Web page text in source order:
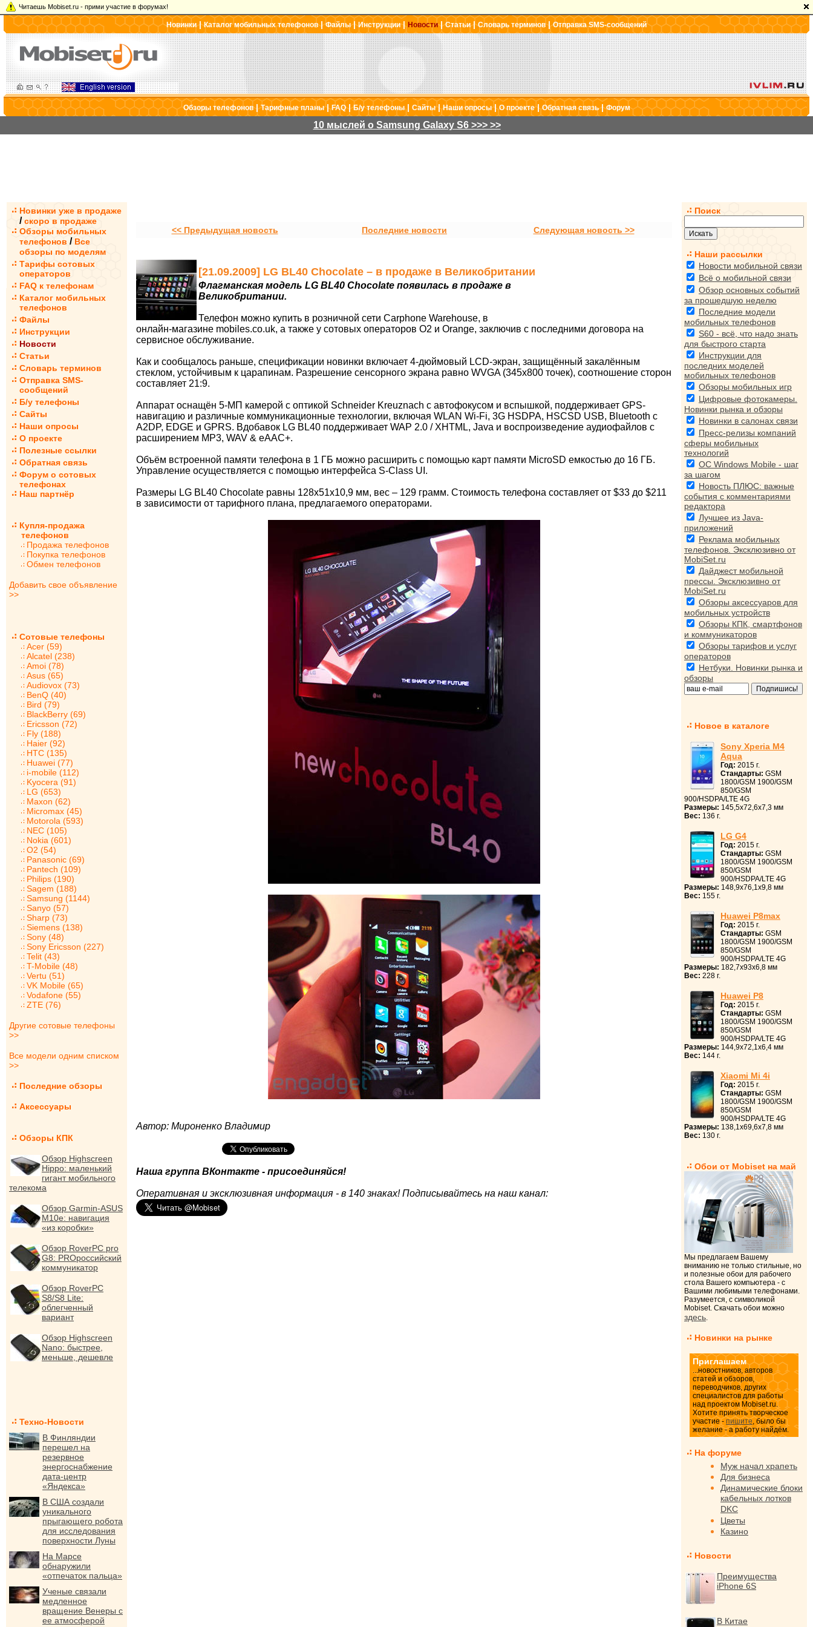
Читаешь Mobiset.ru - прими участие в форумах!
Новинки|Каталог мобильных телефонов|Файлы|Инструкции| Новости|Статьи|Словарь терминов|Отправка SMS-сообщений
Обзоры телефонов|Тарифные планы|FAQ|Б/у телефоны| Сайты|Наши опросы|О проекте|Обратная связь|Форум
10 мыслей о Samsung Galaxy S6 >>> >>
Новинки уже в продаже
/ скоро в продаже
Обзоры мобильных
телефонов / Все
обзоры по моделям
Тарифы сотовых
операторов
FAQ к телефонам
Каталог мобильных
телефонов
Файлы
Инструкции
Новости
Статьи
Словарь терминов
Отправка SMS-
сообщений
Б/у телефоны
Сайты
Наши опросы
О проекте
Полезные ссылки
Обратная связь
Форум о сотовых
телефонах
Наш партнёр
Купля-продажа
телефонов
Продажа телефонов
Покупка телефонов
Обмен телефонов
Добавить свое объявление
>>
Сотовые телефоны
Acer (59)
Alcatel (238)
Amoi (78)
Asus (65)
Audiovox (73)
BenQ (40)
Bird (79)
BlackBerry (69)
Ericsson (72)
Fly (188)
Haier (92)
HTC (135)
Huawei (77)
i-mobile (112)
Kyocera (91)
LG (653)
Maxon (62)
Micromax (45)
Motorola (593)
NEC (105)
Nokia (601)
O2 (54)
Panasonic (69)
Pantech (109)
Philips (190)
Sagem (188)
Samsung (1144)
Sanyo (57)
Sharp (73)
Siemens (138)
Sony (48)
Sony Ericsson (227)
Telit (43)
T-Mobile (48)
Vertu (51)
VK Mobile (65)
Vodafone (55)
ZTE (76)
Другие сотовые телефоны
>>
Все модели одним списком
>>
Последние обзоры
Аксессуары
Обзоры КПК
Обзор Highscreen
Hippo: маленький
гигант мобильного
телекома
Обзор Garmin-ASUS
M10e: навигация
«из коробки»
Обзор RoverPC pro
G8: PROроссийский
коммуникатор
Обзор RoverPC
S8/S8 Lite:
облегченный
вариант
Обзор Highscreen
Nano: быстрее,
меньше, дешевле
Техно-Новости
В Финляндии
перешел на
резервное
энергоснабжение
дата-центр
«Яндекса»
В США создали
уникального
прыгающего робота
для исследования
поверхности Луны
На Марсе
обнаружили
«отпечаток пальца»
Ученые связали
медленное
вращение Венеры с
ее атмосферой
<< Предыдущая новость Последние новости Следующая новость >>
[21.09.2009] LG BL40 Chocolate – в продаже в Великобритании
Флагманская модель LG BL40 Chocolate появилась в продаже в
Великобритании.
Телефон можно купить в розничной сети Carphone Warehouse, в
онлайн-магазине mobiles.co.uk, а также у сотовых операторов O2 и Orange, заключив с последними договора на
сервисное обслуживание.
Как и сообщалось раньше, спецификации новинки включает 4-дюймовый LCD-экран, защищённый закалённым
стеклом, устойчивым к царапинам. Разрешение сенсорного экрана равно WVGA (345х800 точек), соотношение сторон
составляет 21:9.
Аппарат оснащён 5-МП камерой с оптикой Schneider Kreuznach с автофокусом и вспышкой, поддерживает GPS-
навигацию и различные коммуникационные технологии, включая WLAN Wi-Fi, 3G HSDPA, HSCSD USB, Bluetooth с
A2DP, EDGE и GPRS. Вдобавок LG BL40 поддерживает WAP 2.0 / XHTML, Java и воспроизведение аудиофайлов с
расширением MP3, WAV & eAAC+.
Объём встроенной памяти телефона в 1 ГБ можно расширить с помощью карт памяти MicroSD емкостью до 16 ГБ.
Управление осуществляется с помощью интерфейса S-Class UI.
Размеры LG BL40 Chocolate равны 128x51x10,9 мм, вес – 129 грамм. Стоимость телефона составляет от $33 до $211
в зависимости от тарифного плана, предлагаемого операторами.
Автор: Мироненко Владимир
Наша группа ВКонтакте - присоединяйся!
Оперативная и эксклюзивная информация - в 140 знаках! Подписывайтесь на наш канал:
Поиск
Наши рассылки
Новости мобильной связи
Всё о мобильной связи
Обзор основных событий
за прошедшую неделю
Последние модели
мобильных телефонов
S60 - всё, что надо знать
для быстрого старта
Инструкции для
последних моделей
мобильных телефонов
Обзоры мобильных игр
Цифровые фотокамеры.
Новинки рынка и обзоры
Новинки в салонах связи
Пресс-релизы компаний
сферы мобильных
технологий
ОС Windows Mobile - шаг
за шагом
Новость ПЛЮС: важные
события с комментариями
редактора
Лучшее из Java-
приложений
Реклама мобильных
телефонов. Эксклюзивно от
MobiSet.ru
Дайджест мобильной
прессы. Эксклюзивно от
MobiSet.ru
Обзоры аксессуаров для
мобильных устройств
Обзоры КПК, смартфонов
и коммуникаторов
Обзоры тарифов и услуг
операторов
Нетбуки. Новинки рынка и
обзоры
Новое в каталоге
Sony Xperia M4
Aqua
Год: 2015 г.
Стандарты: GSM
1800/GSM 1900/GSM
850/GSM
900/HSDPA/LTE 4G
Размеры: 145,5x72,6x7,3 мм
Вес: 136 г.
LG G4
Год: 2015 г.
Стандарты: GSM
1800/GSM 1900/GSM
850/GSM
900/HSDPA/LTE 4G
Размеры: 148,9x76,1x9,8 мм
Вес: 155 г.
Huawei P8max
Год: 2015 г.
Стандарты: GSM
1800/GSM 1900/GSM
850/GSM
900/HSDPA/LTE 4G
Размеры: 182,7x93x6,8 мм
Вес: 228 г.
Huawei P8
Год: 2015 г.
Стандарты: GSM
1800/GSM 1900/GSM
850/GSM
900/HSDPA/LTE 4G
Размеры: 144,9x72,1x6,4 мм
Вес: 144 г.
Xiaomi Mi 4i
Год: 2015 г.
Стандарты: GSM
1800/GSM 1900/GSM
850/GSM
900/HSDPA/LTE 4G
Размеры: 138,1x69,6x7,8 мм
Вес: 130 г.
Обои от Mobiset на май
Мы предлагаем Вашему
вниманию не только стильные, но
и полезные обои для рабочего
стола Вашего компьютера - с
Вашими любимыми телефонами.
Разумеется, с символикой
Mobiset. Скачать обои можно
здесь.
Новинки на рынке
Приглашаем
...новостников, авторов
статей и обзоров,
переводчиков, других
специалистов для работы
над проектом Mobiset.ru.
Хотите принять творческое
участие - пишите, было бы
желание - а работу найдём.
На форуме
Муж начал храпеть
Для бизнеса
Динамические блоки
кабельных лотков
DKC
Цветы
Казино
Новости
Преимущества
iPhone 6S
В Китае